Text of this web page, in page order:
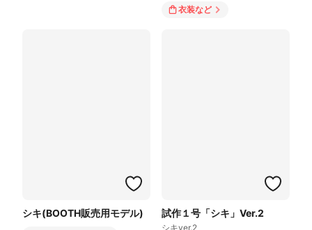
衣装など
シキ(BOOTH販売用モデル) 試作１号「シキ」Ver.2
シキver.2